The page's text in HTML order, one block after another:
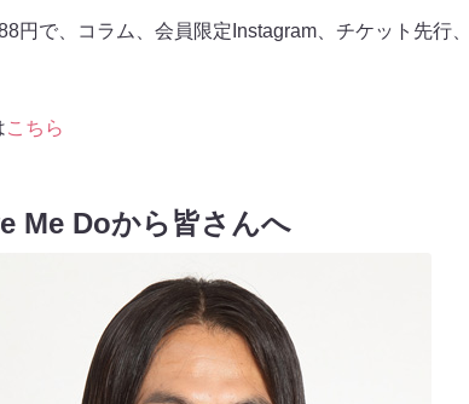
円で、コラム、会員限定Instagram、チケット先行
こちら
Me Doから皆さんへ